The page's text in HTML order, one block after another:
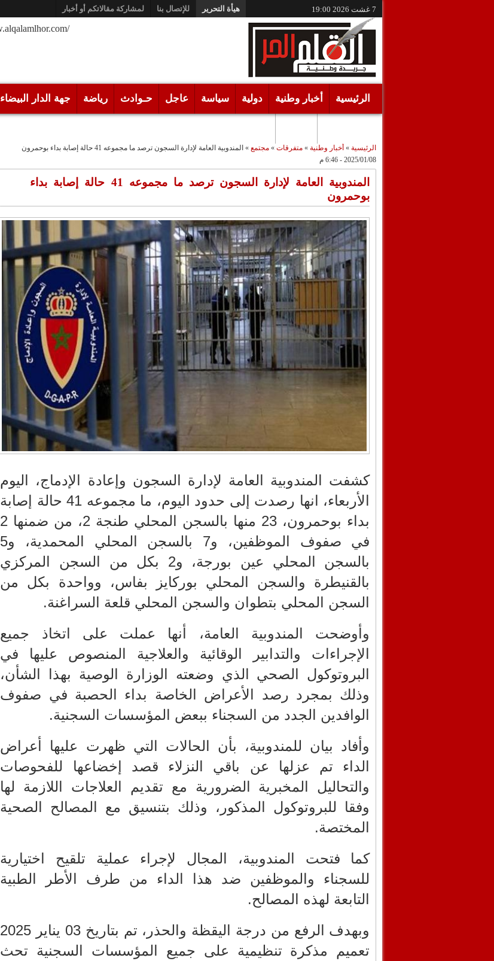
7 غشت 2026 19:00 هيأة التحرير للإتصال بنا لمشاركة مقالاتكم أو أخبار
/www.alqalamlhor.com
الرئيسية أخبار وطنية دولية سياسة عاجل حـوادث رياضة جهة الدار البيضاء
الرئيسية » أخبار وطنية» متفرقات» مجتمع» المندوبية العامة لإدارة السجون ترصد ما مجموعه 41 حالة إصابة بداء بوحمرون
2025/01/08 - 6:46 م
المندوبية العامة لإدارة السجون ترصد ما مجموعه 41 حالة إصابة بداء
بوحمرون
كشفت المندوبية العامة لإدارة السجون وإعادة الإدماج، اليوم
الأربعاء، انها رصدت إلى حدود اليوم، ما مجموعه 41 حالة إصابة
بداء بوحمرون، 23 منها بالسجن المحلي طنجة 2، من ضمنها 2
في صفوف الموظفين، و7 بالسجن المحلي المحمدية، و5
بالسجن المحلي عين بورجة، و2 بكل من السجن المركزي
بالقنيطرة والسجن المحلي بوركايز بفاس، وواحدة بكل من
السجن المحلي بتطوان والسجن المحلي قلعة السراغنة.
وأوضحت المندوبية العامة، أنها عملت على اتخاذ جميع
الإجراءات والتدابير الوقائية والعلاجية المنصوص عليها في
البروتوكول الصحي الذي وضعته الوزارة الوصية بهذا الشأن،
وذلك بمجرد رصد الأعراض الخاصة بداء الحصبة في صفوف
الوافدين الجدد من السجناء ببعض المؤسسات السجنية.
وأفاد بيان للمندوبية، بأن الحالات التي ظهرت عليها أعراض
الداء تم عزلها عن باقي النزلاء قصد إخضاعها للفحوصات
والتحاليل المخبرية الضرورية مع تقديم العلاجات اللازمة لها
وفقا للبروتوكول المذكور، وذلك بتنسيق مع المصالح الصحية
المختصة.
كما فتحت المندوبية، المجال لإجراء عملية تلقيح اختيارية
للسجناء والموظفين ضد هذا الداء من طرف الأطر الطبية
التابعة لهذه المصالح.
وبهدف الرفع من درجة اليقظة والحذر، تم بتاريخ 03 يناير 2025
تعميم مذكرة تنظيمية على جميع المؤسسات السجنية تحث